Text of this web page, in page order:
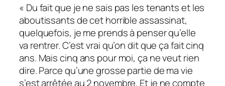
« Du fait que je ne sais pas les tenants et les
aboutissants de cet horrible assassinat,
quelquefois, je me prends à penser qu’elle
va rentrer. C’est vrai qu’on dit que ça fait cinq
ans. Mais cinq ans pour moi, ça ne veut rien
dire. Parce qu’une grosse partie de ma vie
s’est arrêtée au 2novembre. Et je ne compte